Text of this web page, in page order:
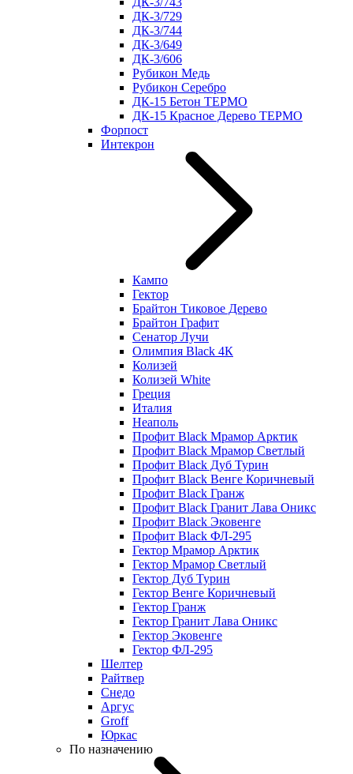
ДК-3/729
ДК-3/744
ДК-3/649
ДК-3/606
Рубикон Медь
Рубикон Серебро
ДК-15 Бетон ТЕРМО
ДК-15 Красное Дерево ТЕРМО
Форпост
Интекрон
Кампо
Гектор
Брайтон Тиковое Дерево
Брайтон Графит
Сенатор Лучи
Олимпия Black 4К
Колизей
Колизей White
Греция
Италия
Неаполь
Профит Black Мрамор Арктик
Профит Black Мрамор Светлый
Профит Black Дуб Турин
Профит Black Венге Коричневый
Профит Black Гранж
Профит Black Гранит Лава Оникс
Профит Black Эковенге
Профит Black ФЛ-295
Гектор Мрамор Арктик
Гектор Мрамор Светлый
Гектор Дуб Турин
Гектор Венге Коричневый
Гектор Гранж
Гектор Гранит Лава Оникс
Гектор Эковенге
Гектор ФЛ-295
Шелтер
Райтвер
Снедо
Аргус
Groff
Юркас
По назначению